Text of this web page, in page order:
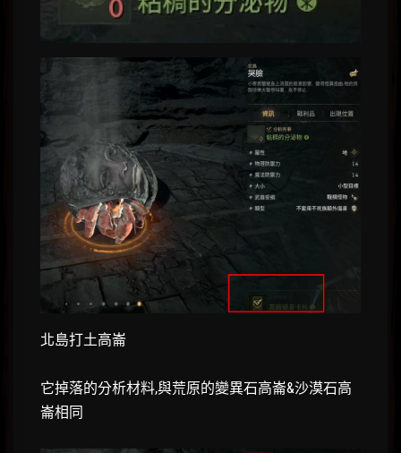
北島打土高崙
它掉落的分析材料,與荒原的變異石高崙&沙漠石高
崙相同